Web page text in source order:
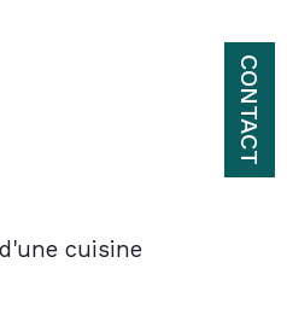
CONTACT
cuisine